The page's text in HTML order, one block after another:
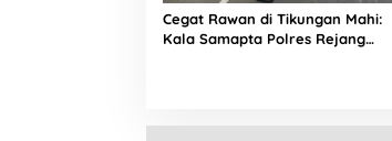
Cegat Rawan di Tikungan Mahi:
Kala Samapta Polres Rejang